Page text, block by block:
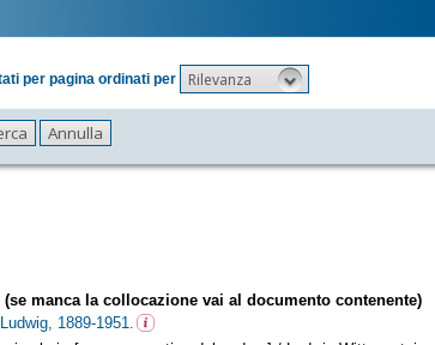
per pagina ordinati per Rilevanza